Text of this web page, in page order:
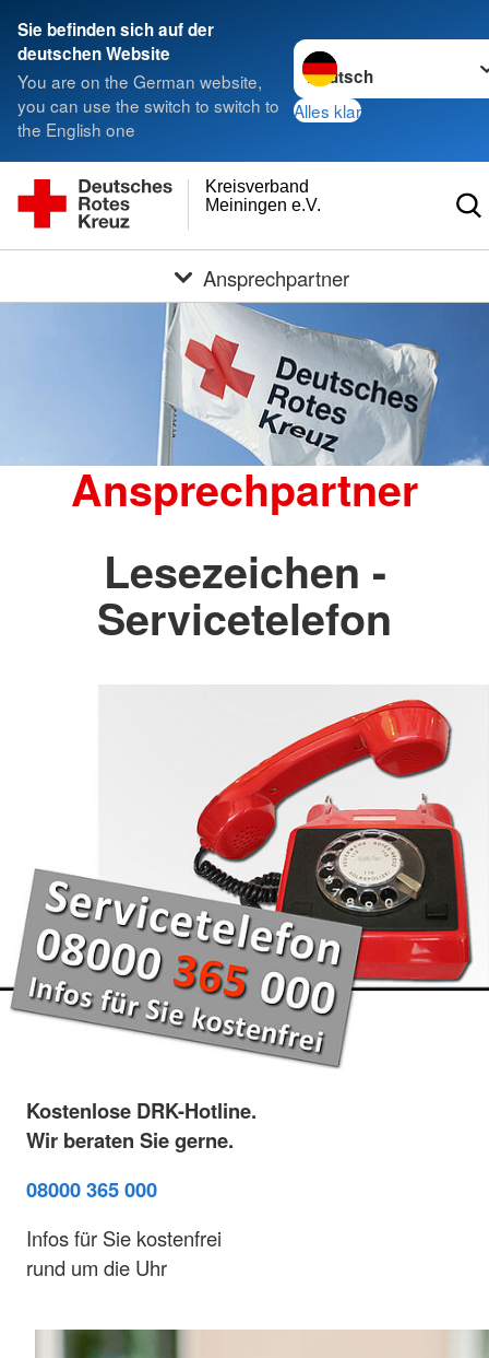
Sie befinden sich auf der
deutschen Website
You are on the German website,
you can use the switch to switch to
the English one
Sprache wechseln zu
Alles klar
Meiningen e.V.
Kreisverband
Ansprechpartner
Ansprechpartner
Lesezeichen -
Servicetelefon
Kostenlose DRK-Hotline.
Wir beraten Sie gerne.
08000 365 000
Infos für Sie kostenfrei
rund um die Uhr